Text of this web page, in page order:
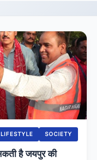
LIFESTYLE SOCIETY
है जयपुर की